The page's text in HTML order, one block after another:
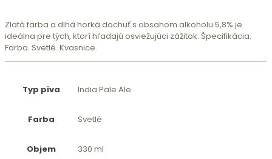
Zlatá farba a dlhá horká dochuť s obsahom alkoholu 5,8% je
ideálna pre tých, ktorí hľadajú osviežujúci zážitok. Špecifikácia.
Farba. Svetlé. Kvasnice.
Typ piva India Pale Ale
Farba Svetlé
Objem 330 ml